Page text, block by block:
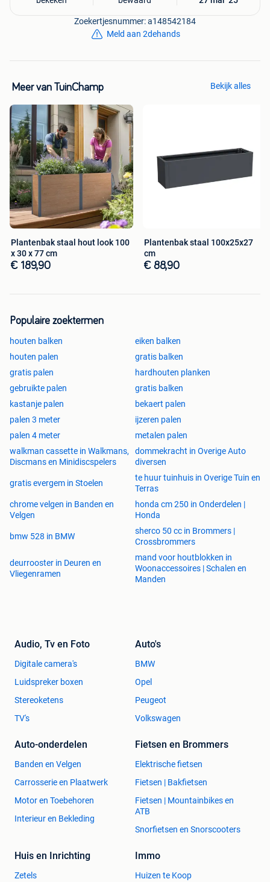
Zoekertjesnummer: a148542184
Meld aan 2dehands
Meer van TuinChamp Bekijk alles
Plantenbak staal hout look 100
x 30 x 77 cm
€ 189,90
Plantenbak staal 100x25x27
cm
€ 88,90
Populaire zoektermen
houten balken
eiken balken
houten palen
gratis balken
gratis palen
hardhouten planken
gebruikte palen
gratis balken
kastanje palen
bekaert palen
palen 3 meter
ijzeren palen
palen 4 meter
metalen palen
walkman cassette in Walkmans,
Discmans en Minidiscspelers
dommekracht in Overige Auto
diversen
gratis evergem in Stoelen
te huur tuinhuis in Overige Tuin en
Terras
chrome velgen in Banden en
Velgen
honda cm 250 in Onderdelen |
Honda
bmw 528 in BMW
sherco 50 cc in Brommers |
Crossbrommers
deurrooster in Deuren en
Vliegenramen
mand voor houtblokken in
Woonaccessoires | Schalen en
Manden
Audio, Tv en Foto
Digitale camera's
Luidspreker boxen
Stereoketens
TV's
Auto's
BMW
Opel
Peugeot
Volkswagen
Auto-onderdelen
Banden en Velgen
Carrosserie en Plaatwerk
Motor en Toebehoren
Interieur en Bekleding
Fietsen en Brommers
Elektrische fietsen
Fietsen | Bakfietsen
Fietsen | Mountainbikes en
ATB
Snorfietsen en Snorscooters
Huis en Inrichting
Zetels
Immo
Huizen te Koop